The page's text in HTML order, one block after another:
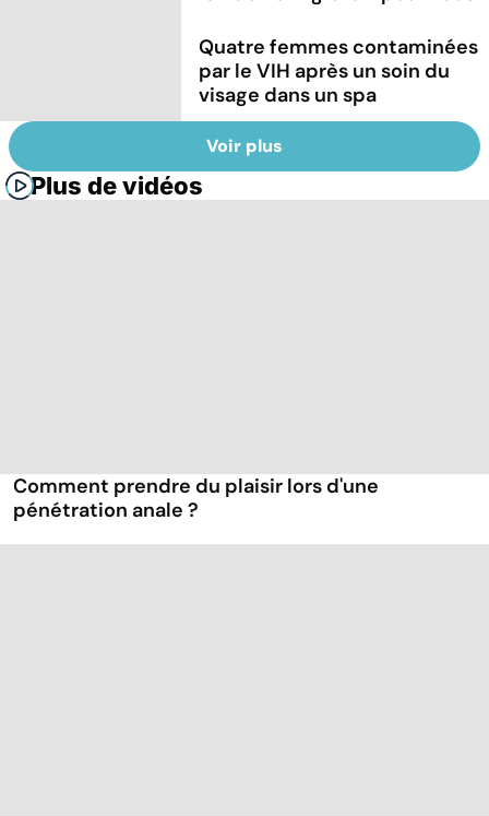
Quatre femmes contaminées
par le VIH après un soin du
visage dans un spa
Voir plus
Plus de vidéos
Comment prendre du plaisir lors d'une
pénétration anale ?